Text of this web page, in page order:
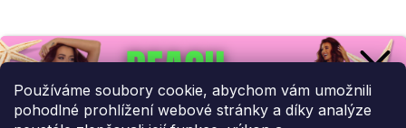
Používáme soubory cookie, abychom vám umožnili
pohodlné prohlížení webové stránky a díky analýze
Přihlaste se k našemu
newsletteru.
Budeme vám posílat informace o našich novinkách a slevových